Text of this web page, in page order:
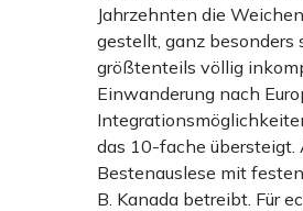
Jahrzehnten die
gestellt, ganz
größtenteils völlig
Einwanderung nach
das 10-fache übersteigt.
Bestenauslese mit
B. Kanada betreibt. Für